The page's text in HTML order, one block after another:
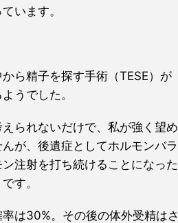
います。
ら精子を探す手術（TESE）が
うでした。
られないだけで、私が強く望め
が、後遺症としてホルモンバラ
ン注射を打ち続けることになった
す。
は30%。その後の体外受精はさ